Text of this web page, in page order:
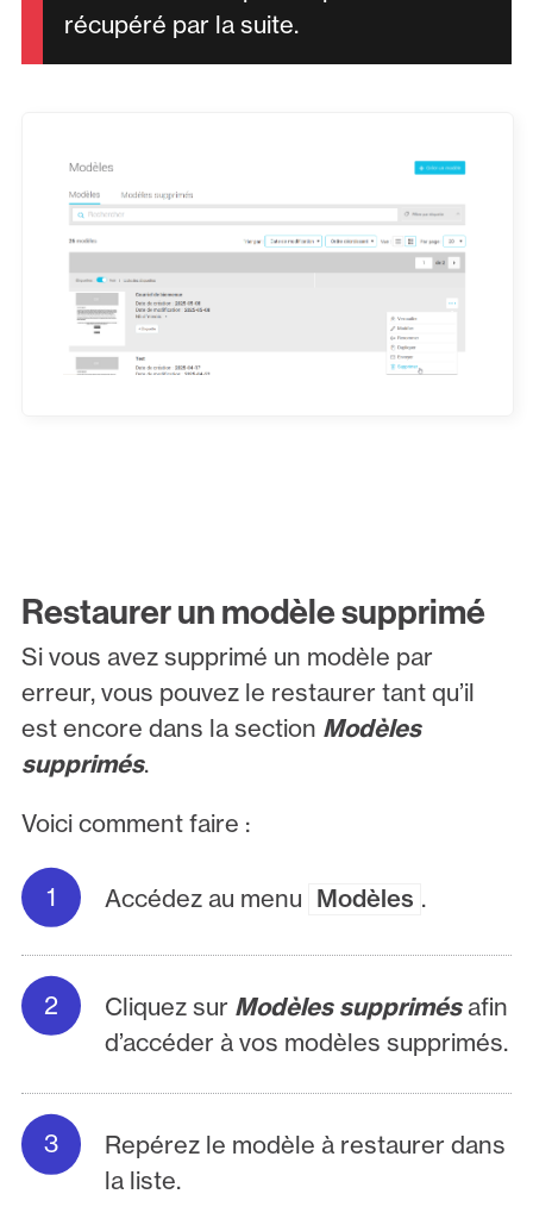
récupéré par la suite.
Restaurer un modèle supprimé
Si vous avez supprimé un modèle par
erreur, vous pouvez le restaurer tant qu’il
est encore dans la section Modèles
supprimés.
Voici comment faire :
Accédez au menu Modèles .
Cliquez sur Modèles supprimésafin
d’accéder à vos modèles supprimés.
Repérez le modèle à restaurer dans
la liste.